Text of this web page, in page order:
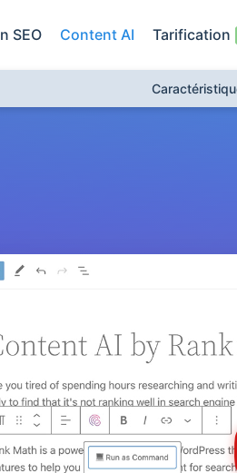
SEO Content AI Tarification